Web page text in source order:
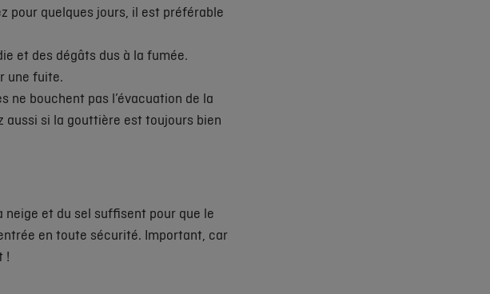
pour quelques jours, il est préférable
et des dégâts dus à la fumée.
une fuite.
ne bouchent pas l’évacuation de la
aussi si la gouttière est toujours bien
et du sel suffisent pour que le
en toute sécurité. Important, car
!